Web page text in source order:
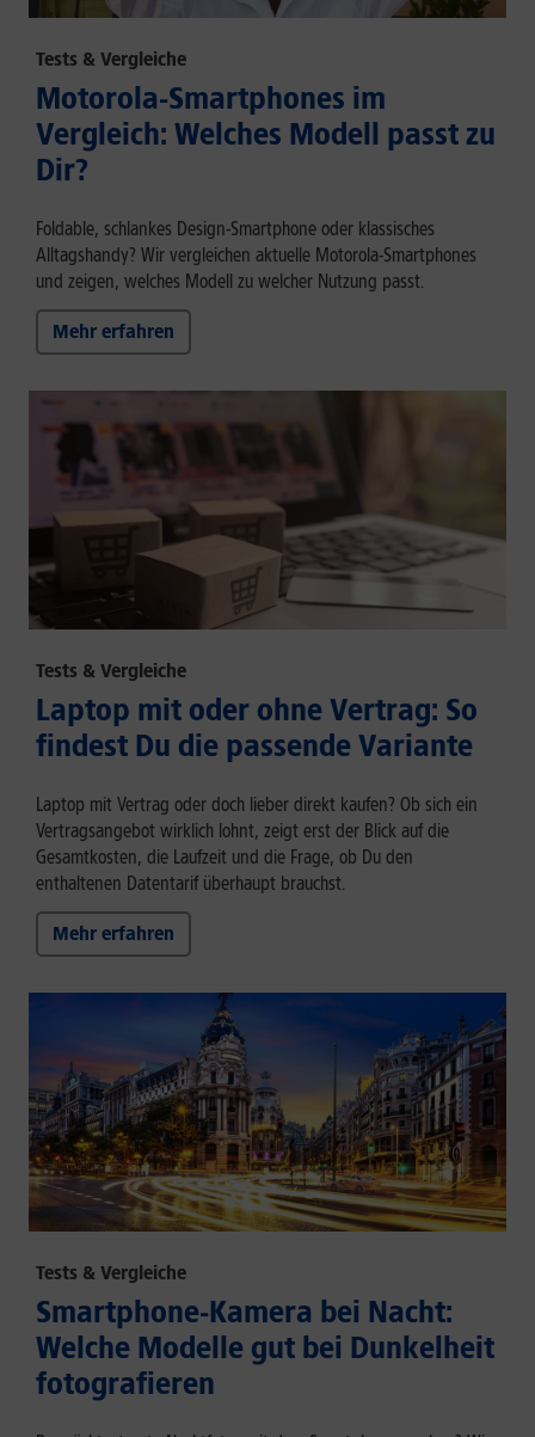
Tests & Vergleiche
Motorola-Smartphones im
Vergleich: Welches Modell passt zu
Dir?
Foldable, schlankes Design-Smartphone oder klassisches
Alltagshandy? Wir vergleichen aktuelle Motorola-Smartphones
und zeigen, welches Modell zu welcher Nutzung passt.
Mehr erfahren
Tests & Vergleiche
Laptop mit oder ohne Vertrag: So
findest Du die passende Variante
Laptop mit Vertrag oder doch lieber direkt kaufen? Ob sich ein
Vertragsangebot wirklich lohnt, zeigt erst der Blick auf die
Gesamtkosten, die Laufzeit und die Frage, ob Du den
enthaltenen Datentarif überhaupt brauchst.
Mehr erfahren
Tests & Vergleiche
Smartphone-Kamera bei Nacht:
Welche Modelle gut bei Dunkelheit
fotografieren